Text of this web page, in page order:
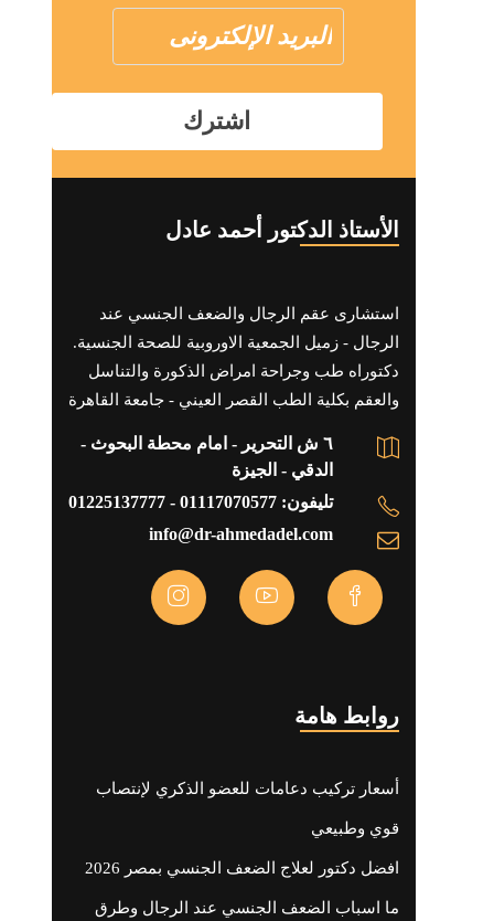
روابط هامة
أسعار تركيب دعامات للعضو الذكري لإنتصاب
قوي وطبيعي
افضل دكتور لعلاج الضعف الجنسي بمصر 2026
ما اسباب الضعف الجنسي عند الرجال وطرق
الأستاذ الدكتور أحمد عادل
استشارى عقم الرجال والضعف الجنسي عند
الرجال - زميل الجمعية الاوروبية للصحة الجنسية.
دكتوراه طب وجراحة امراض الذكورة والتناسل
والعقم بكلية الطب القصر العيني - جامعة القاهرة
٦ ش التحرير - امام محطة البحوث -
الدقي - الجيزة
تليفون: 01117070577 - 01225137777
info@dr-ahmedadel.com